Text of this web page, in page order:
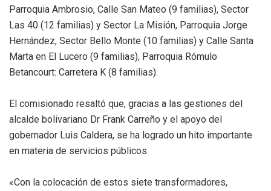
Parroquia Ambrosio, Calle San Mateo (9 familias), Sector
Las 40 (12 familias) y Sector La Misión, Parroquia Jorge
Hernández, Sector Bello Monte (10 familias) y Calle Santa
Marta en El Lucero (9 familias), Parroquia Rómulo
Betancourt: Carretera K (8 familias).
El comisionado resaltó que, gracias a las gestiones del
alcalde bolivariano Dr Frank Carreño y el apoyo del
gobernador Luis Caldera, se ha logrado un hito importante
en materia de servicios públicos.
«Con la colocación de estos siete transformadores,